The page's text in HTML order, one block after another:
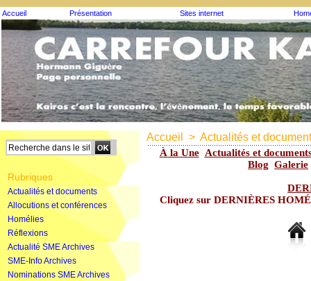
Accueil Présentation Sites internet
Rubriques
Actualités et documents
Allocutions et conférences
Homélies
Réflexions
Actualité SME Archives
SME-Info Archives
Nominations SME Archives
Accueil > Actualités et
À la Une Actualités et
Blog Galerie
Cliquez sur DERNIÈRES